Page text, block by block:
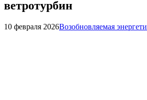
ветротурбин
10 февраля 2026Возобновляемая